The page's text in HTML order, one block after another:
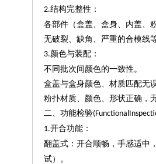
2.结构完整性：
各部件（盒盖、盒身、内盖、
无破裂、缺角、严重的合模线
3.颜色与装配：
不同批次间颜色的一致性。
盒盖与盒身颜色、材质匹配无误
粉扑材质、颜色、形状正确，
二、功能检验
1.开合功能：
翻盖式：开合顺畅，手感适中
试）。